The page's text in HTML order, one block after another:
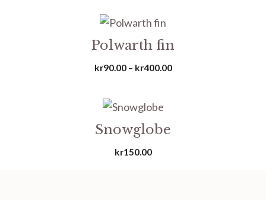
Polwarth fin
kr90.00 – kr400.00Prisområde:
Snowglobe
kr150.00